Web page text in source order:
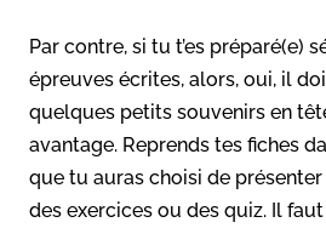
Par contre, si tu t’es préparé(e)
épreuves écrites, alors, oui, il
quelques petits souvenirs en
avantage. Reprends tes fiches
que tu auras choisi de
des exercices ou des quiz. Il